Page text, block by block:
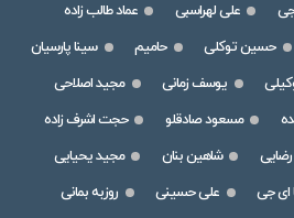
علی لهراسبی
عماد طالب زاده
حسین توکلی حامیم
سینا پارسیان
یوسف زمانی
مجید اصلاحی
مسعود صادقلو
حجت اشرف زاده
رضایی شاهین بنان
مجید یحیایی
ای جی علی حسینی
روزبه بمانی